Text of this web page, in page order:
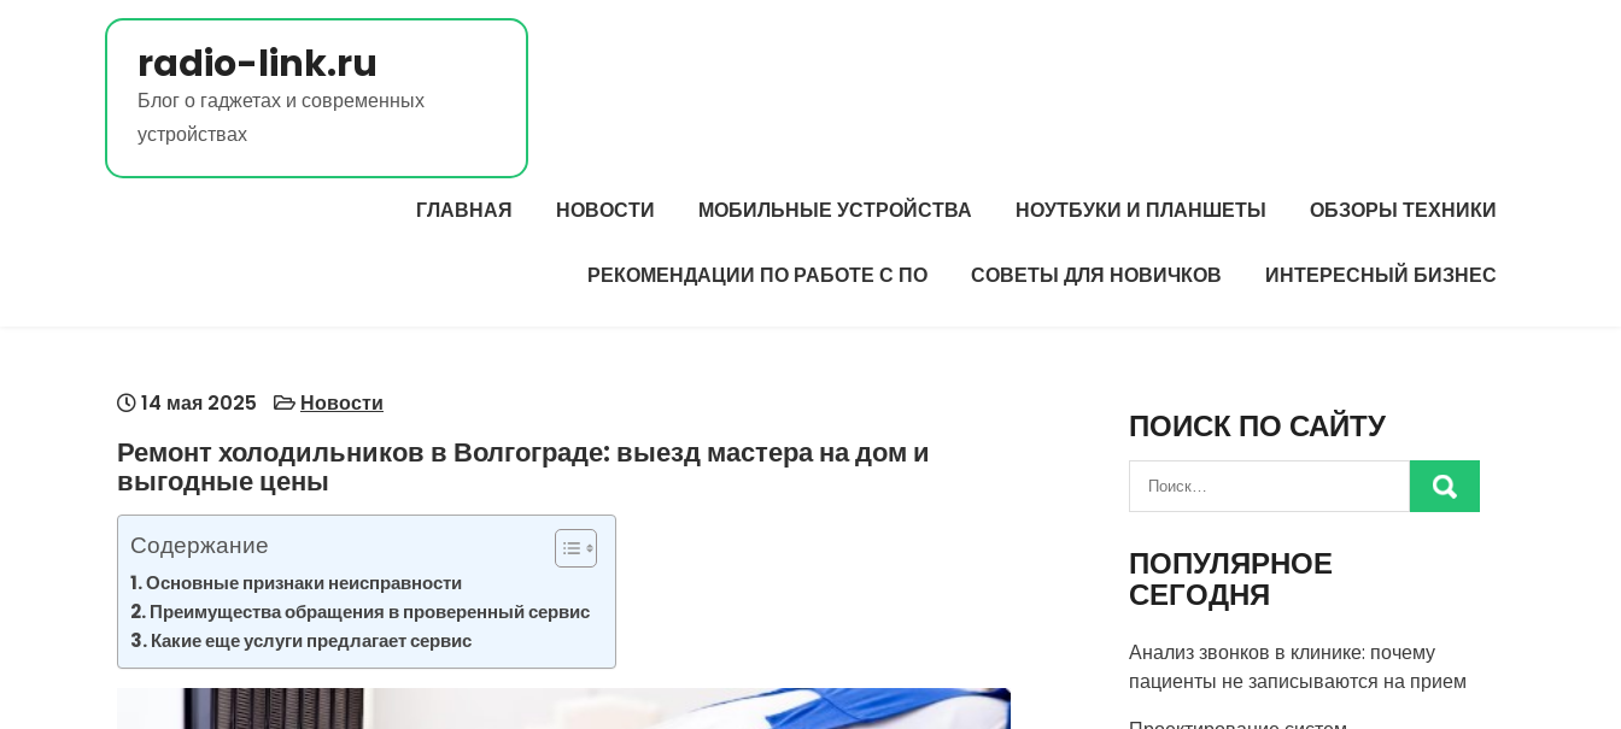
radio-link.ru
Блог о гаджетах и современных
устройствах
ГЛАВНАЯ НОВОСТИ МОБИЛЬНЫЕ УСТРОЙСТВА НОУТБУКИ И ПЛАНШЕТЫ ОБЗОРЫ ТЕХНИКИ
РЕКОМЕНДАЦИИ ПО РАБОТЕ С ПО СОВЕТЫ ДЛЯ НОВИЧКОВ ИНТЕРЕСНЫЙ БИЗНЕС
14 мая 2025 Новости
Ремонт холодильников в Волгограде: выезд мастера на дом и
выгодные цены
Содержание
Основные признаки неисправности
Преимущества обращения в проверенный сервис
Какие еще услуги предлагает сервис
ПОИСК ПО САЙТУ
ПОПУЛЯРНОЕ
СЕГОДНЯ
Анализ звонков в клинике: почему
пациенты не записываются на прием